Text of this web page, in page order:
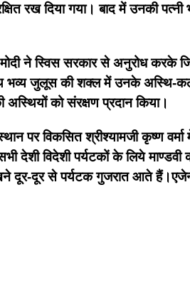
रख दिया गया। बाद में उनकी पत्नी
ने स्विस सरकार से अनुरोध करके
भव्य जुलूस की शक्ल में उनके अस्थि-
अस्थियों को संरक्षण प्रदान किया।
पर विकसित श्रीश्यामजी कृष्ण
देशी विदेशी पर्यटकों के लिये
दूर-दूर से पर्यटक गुजरात आते